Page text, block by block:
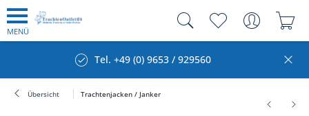
MENÜ
Tel. +49 (0) 9653 / 929560
Übersicht Trachtenjacken / Janker